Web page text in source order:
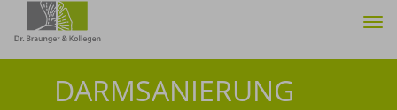
DARMSANIERUNG